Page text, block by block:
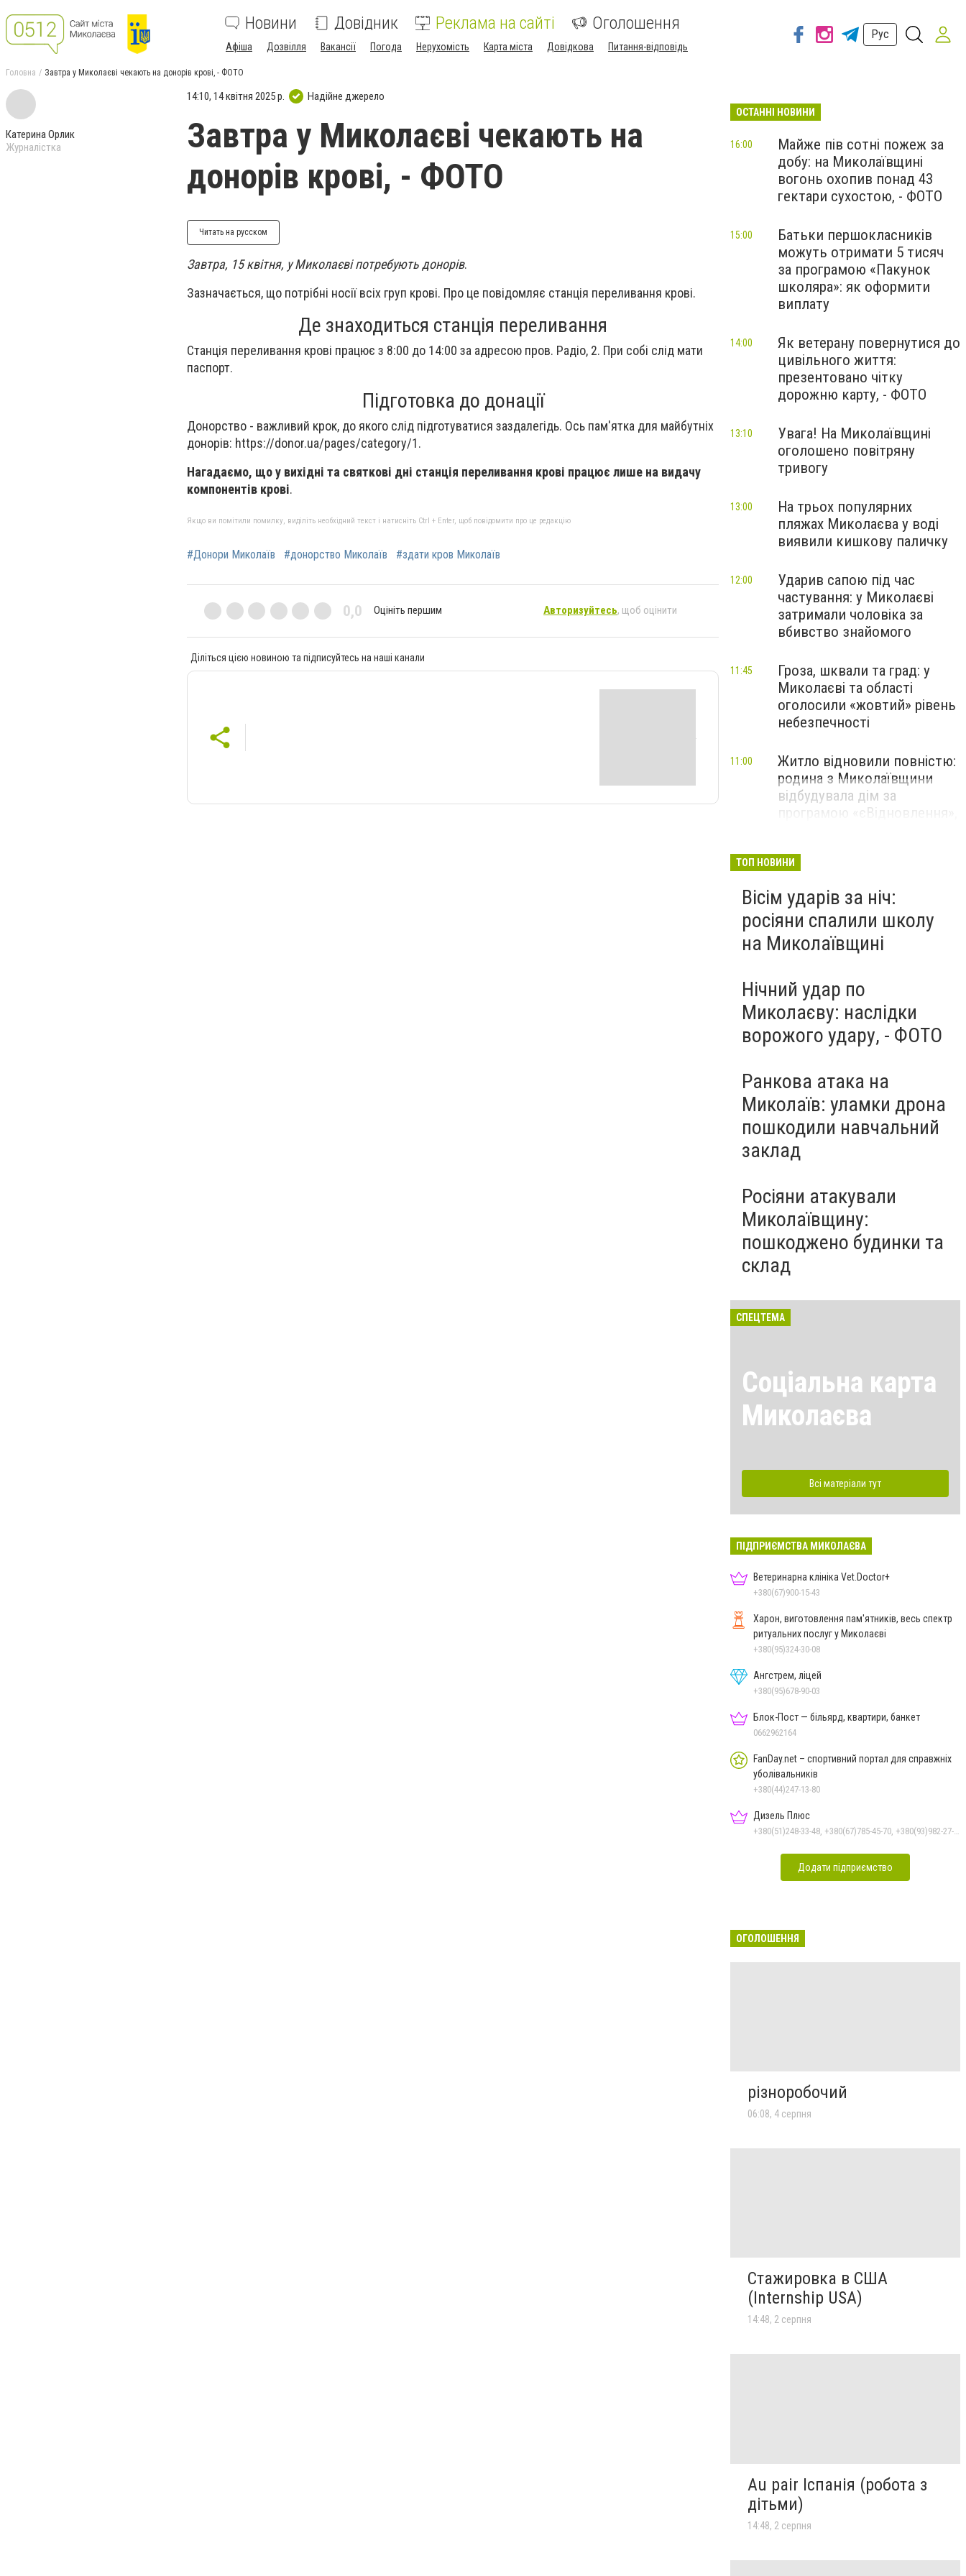
Новини Довідник Реклама на сайті Оголошення
Афіша Дозвілля Вакансії Погода Нерухомість Карта міста Довідкова Питання-відповідь
Рус
Головна Завтра у Миколаєві чекають на донорів крові, - ФОТО
Катерина Орлик
Журналістка
14:10, 14 квітня 2025 р. Надійне джерело
Завтра у Миколаєві чекають на
донорів крові, - ФОТО
Читать на русском
Завтра, 15 квітня, у Миколаєві потребують донорів.
Зазначається, що потрібні носії всіх груп крові. Про це повідомляє станція переливання крові.
Де знаходиться станція переливання
Станція переливання крові працює з 8:00 до 14:00 за адресою пров. Радіо, 2. При собі слід мати
паспорт.
Підготовка до донації
Донорство - важливий крок, до якого слід підготуватися заздалегідь. Ось пам'ятка для майбутніх
донорів: https://donor.ua/pages/category/1.
Нагадаємо, що у вихідні та святкові дні станція переливання крові працює лише на видачу
компонентів крові.
Якщо ви помітили помилку, виділіть необхідний текст і натисніть Ctrl + Enter, щоб повідомити про це редакцію
#Донори Миколаїв #донорство Миколаїв #здати кров Миколаїв
0,0 Оцініть першим Авторизуйтесь, щоб оцінити
Діліться цією новиною та підписуйтесь на наші канали
ОСТАННІ НОВИНИ
Майже пів сотні пожеж за
добу: на Миколаївщині
вогонь охопив понад 43
гектари сухостою, - ФОТО
16:00
Батьки першокласників
можуть отримати 5 тисяч
за програмою «Пакунок
школяра»: як оформити
виплату
15:00
Як ветерану повернутися до
цивільного життя:
презентовано чітку
дорожню карту, - ФОТО
14:00
Увага! На Миколаївщині
оголошено повітряну
тривогу
13:10
На трьох популярних
пляжах Миколаєва у воді
виявили кишкову паличку
13:00
Ударив сапою під час
частування: у Миколаєві
затримали чоловіка за
вбивство знайомого
12:00
Гроза, шквали та град: у
Миколаєві та області
оголосили «жовтий» рівень
небезпечності
11:45
Житло відновили повністю:
родина з Миколаївщини
відбудувала дім за
програмою «єВідновлення»,
11:00
ТОП НОВИНИ
Вісім ударів за ніч:
росіяни спалили школу
на Миколаївщині
Нічний удар по
Миколаєву: наслідки
ворожого удару, - ФОТО
Ранкова атака на
Миколаїв: уламки дрона
пошкодили навчальний
заклад
Росіяни атакували
Миколаївщину:
пошкоджено будинки та
склад
СПЕЦТЕМА
Соціальна карта
Миколаєва
Всі матеріали тут
ПІДПРИЄМСТВА МИКОЛАЄВА
Ветеринарна клініка Vet.Doctor+
+380(67)900-15-43
Харон, виготовлення пам'ятників, весь спектр
ритуальних послуг у Миколаєві
+380(95)324-30-08
Ангстрем, ліцей
+380(95)678-90-03
Блок-Пост — більярд, квартири, банкет
0662962164
FanDay.net – спортивний портал для справжніх
уболівальників
+380(44)247-13-80
Дизель Плюс
Додати підприємство
ОГОЛОШЕННЯ
різноробочий
06:08, 4 серпня
Стажировка в США
(Internship USA)
14:48, 2 серпня
Au pair Іспанія (робота з
дітьми)
14:48, 2 серпня